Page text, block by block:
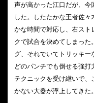
声が高かった江口だが、今
した。したたかな王者佐
かな時間で対応し、右スト
クで試合を決めてしまっ
グ、それでいてトリッキー
どのパンチでも倒せる強
テクニックを受け継いで
かない大器が浮上してきた。